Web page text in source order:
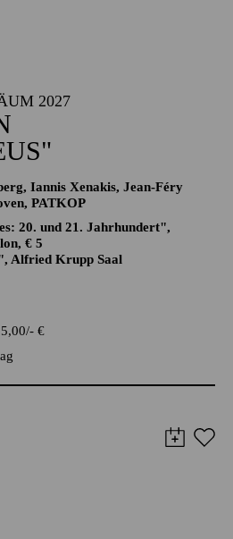
2027
Iannis Xenakis, Jean-Féry
PATKOP
20. und 21. Jahrhundert",
€ 5
Alfried Krupp Saal
- €